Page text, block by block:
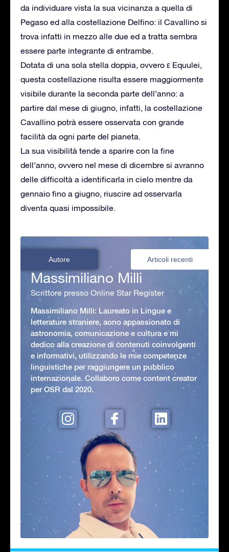
da individuare vista la sua vicinanza a quella di
Pegaso ed alla costellazione Delfino: il Cavallino si
trova infatti in mezzo alle due ed a tratta sembra
essere parte integrante di entrambe.
Dotata di una sola stella doppia, ovvero ε Equulei,
questa costellazione risulta essere maggiormente
visibile durante la seconda parte dell’anno: a
partire dal mese di giugno, infatti, la costellazione
Cavallino potrà essere osservata con grande
facilità da ogni parte del pianeta.
La sua visibilità tende a sparire con la fine
dell’anno, ovvero nel mese di dicembre si avranno
delle difficoltà a identificarla in cielo mentre da
gennaio fino a giugno, riuscire ad osservarla
diventa quasi impossibile.
Autore Articoli recenti
Massimiliano Milli
Scrittore presso Online Star Register
Massimiliano Milli: Laureato in Lingue e
letterature straniere, aono appassionato di
astronomia, comunicazione e cultura e mi
dedico alla creazione di contenuti coinvolgenti
e informativi, utilizzando le mie competenze
linguistiche per raggiungere un pubblico
internazionale. Collaboro come content creator
per OSR dal 2020.